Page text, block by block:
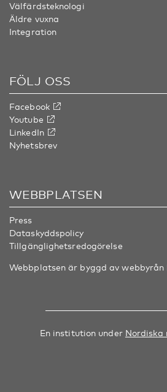
Välfärdsteknologi
Äldre vuxna
Integration
FÖLJ OSS
Facebook
Youtube
LinkedIn
Nyhetsbrev
WEBBPLATSEN
Press
Dataskyddspolicy
Tillgänglighetsredogörelse
Webbplatsen är byggd av webbyrån
En institution under